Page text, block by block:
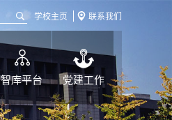
学校主页 联系我们
智库平台 党建工作